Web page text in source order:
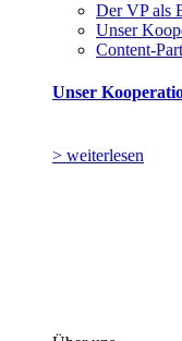
Der VP als
Unser
Content-
Unser
> weiterlesen